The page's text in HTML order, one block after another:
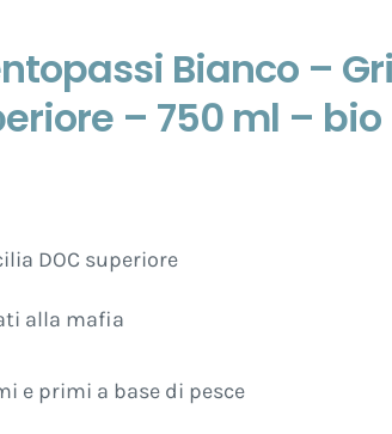
Bianco –
– 750 ml –
DOC superiore
alla mafia
e primi a base di pesce